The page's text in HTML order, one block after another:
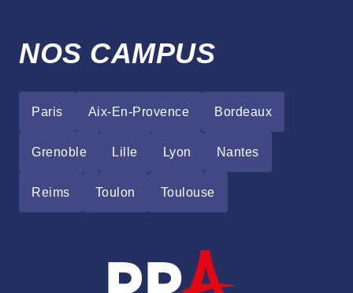
NOS CAMPUS
Paris Aix-En-Provence Bordeaux
Grenoble Lille Lyon Nantes
Reims Toulon Toulouse